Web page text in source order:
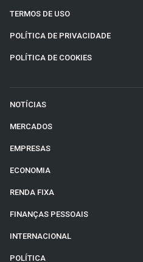
TERMOS DE USO
POLÍTICA DE PRIVACIDADE
POLÍTICA DE COOKIES
NOTÍCIAS
MERCADOS
EMPRESAS
ECONOMIA
RENDA FIXA
FINANÇAS PESSOAIS
INTERNACIONAL
POLÍTICA